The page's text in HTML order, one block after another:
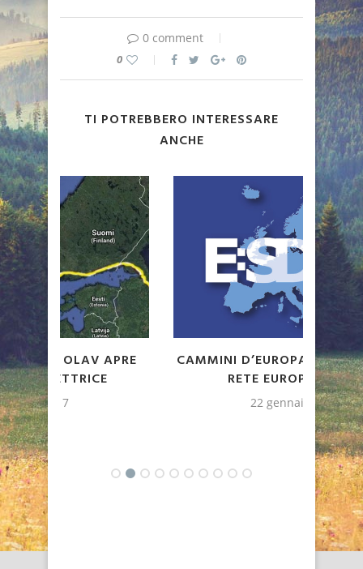
0 comment
0
TI POTREBBERO INTERESSARE
ANCHE
CAMMINI D’EUROPA ADERISCE ALLA
RETE EUROPEA ESDN